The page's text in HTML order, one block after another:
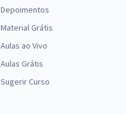
Depoimentos
Material Grátis
Aulas ao Vivo
Aulas Grátis
Sugerir Curso